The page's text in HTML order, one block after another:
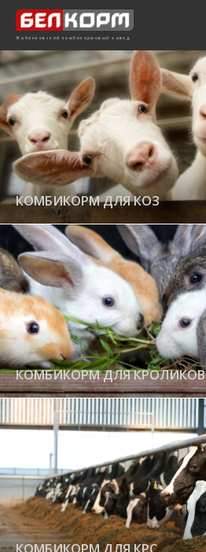
Жабинковский комбикормовый завод
КОМБИКОРМ ДЛЯ КОЗ
КОМБИКОРМ ДЛЯ КРОЛИКОВ